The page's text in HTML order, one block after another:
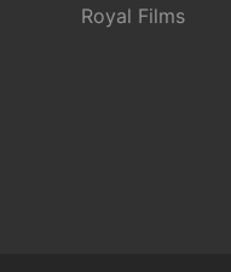
Royal Films